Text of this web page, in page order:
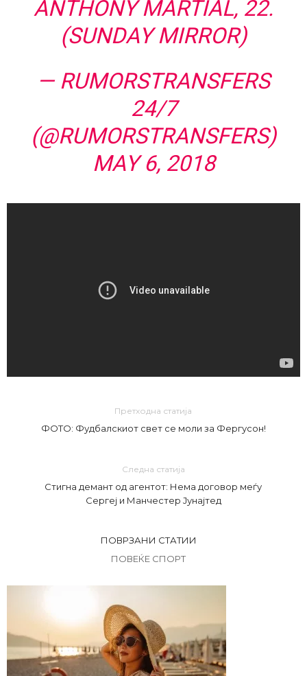
ANTHONY MARTIAL, 22.
(SUNDAY MIRROR)
— RUMORSTRANSFERS
24/7
(@RUMORSTRANSFERS)
MAY 6, 2018
Претходна статија
ФОТО: Фудбалскиот свет се моли за Фергусон!
Следна статија
Стигна демант од агентот: Нема договор меѓу
Сергеј и Манчестер Јунајтед
ПОВРЗАНИ СТАТИИ
ПОВЕЌЕ СПОРТ